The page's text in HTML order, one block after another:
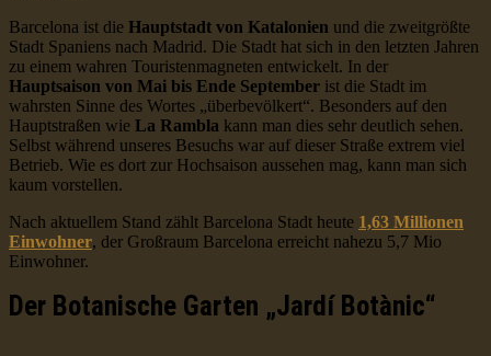
Barcelona ist die Hauptstadt von Katalonien und die zweitgrößte
Stadt Spaniens nach Madrid. Die Stadt hat sich in den letzten Jahren
zu einem wahren Touristenmagneten entwickelt. In der
Hauptsaison von Mai bis Ende September ist die Stadt im
wahrsten Sinne des Wortes „überbevölkert“. Besonders auf den
Hauptstraßen wie La Rambla kann man dies sehr deutlich sehen.
Selbst während unseres Besuchs war auf dieser Straße extrem viel
Betrieb. Wie es dort zur Hochsaison aussehen mag, kann man sich
kaum vorstellen.
Nach aktuellem Stand zählt Barcelona Stadt heute 1,63 Millionen
Einwohner, der Großraum Barcelona erreicht nahezu 5,7 Mio
Einwohner.
Der Botanische Garten „Jardí Botànic“